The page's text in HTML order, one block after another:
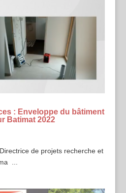
: Enveloppe du bâtiment
Batimat 2022
de projets recherche et
...